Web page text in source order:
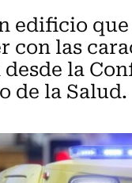
edificio
con las
la
de la Salud.